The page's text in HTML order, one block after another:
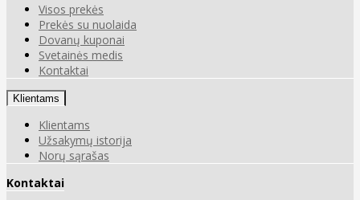
Visos prekės
Prekės su nuolaida
Dovanų kuponai
Svetainės medis
Kontaktai
Klientams
Klientams
Užsakymų istorija
Norų sąrašas
Kontaktai